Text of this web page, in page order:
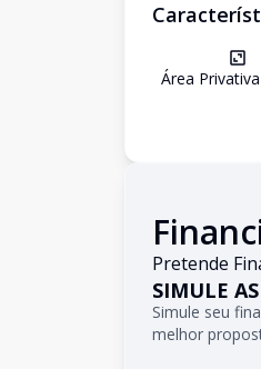
Área Privativa
Pretende
SIMULE
Simule seu
melhor